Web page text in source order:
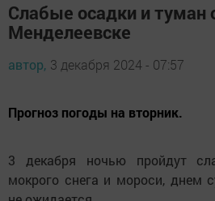
Слабые осадки и
Менделеевске
автор, 3 декабря 2024 - 07:57
Прогноз погоды на вторник.
3 декабря ночью пройдут
мокрого снега и мороси, днем